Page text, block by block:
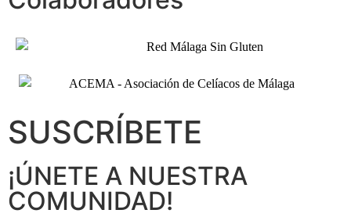
SUSCRÍBETE
¡ÚNETE A NUESTRA
COMUNIDAD!